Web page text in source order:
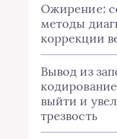
Ожирение:
методы
коррекции
Вывод из
выйти и
трезвость